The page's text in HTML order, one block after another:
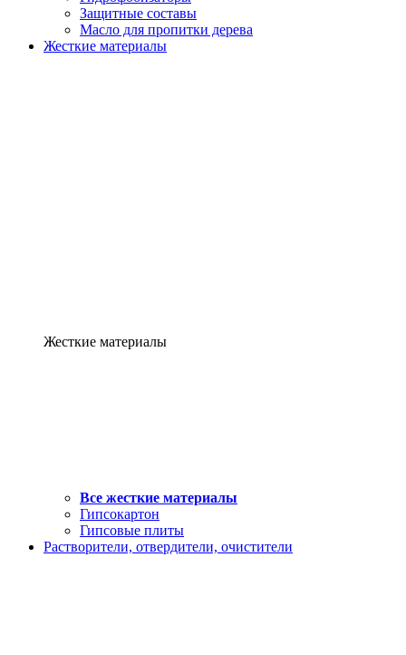
Защитные составы
Масло для пропитки дерева
Жесткие материалы
Жесткие материалы
Все жесткие материалы
Гипсокартон
Гипсовые плиты
Растворители, отвердители, очистители